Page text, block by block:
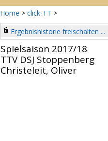
Home > click-TT >
Ergebnishistorie freischalten ...
Spielsaison 2017/18
TTV DSJ Stoppenberg
Christeleit, Oliver